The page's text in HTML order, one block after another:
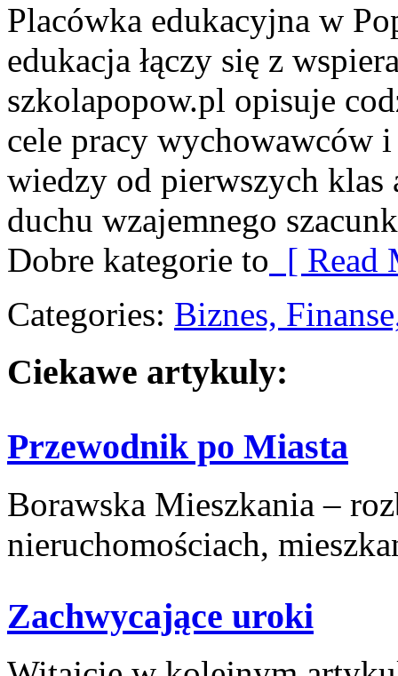
Placówka edukacyjna w
edukacja łączy się z
szkolapopow.pl opisuje
cele pracy wychowawców
wiedzy od pierwszych klas
duchu wzajemnego
Dobre kategorie to [ Read
Categories: Biznes,
Ciekawe artykuly:
Przewodnik po Miasta
Borawska Mieszkania –
nieruchomościach,
Zachwycające uroki